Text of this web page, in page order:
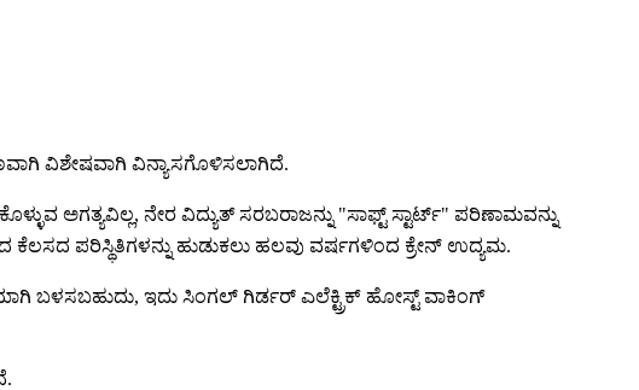
ವಿಶೇಷವಾಗಿ ವಿನ್ಯಾಸಗೊಳಿಸಲಾಗಿದೆ.
ಅಗತ್ಯವಿಲ್ಲ, ನೇರ ವಿದ್ಯುತ್ ಸರಬರಾಜನ್ನು "ಸಾಫ್ಟ್ ಸ್ಟಾರ್ಟ್" ಪರಿಣಾಮವನ್ನು
ಕೆಲಸದ ಪರಿಸ್ಥಿತಿಗಳನ್ನು ಹುಡುಕಲು ಹಲವು ವರ್ಷಗಳಿಂದ ಕ್ರೇನ್ ಉದ್ಯಮ.
ಬಳಸಬಹುದು, ಇದು ಸಿಂಗಲ್ ಗಿರ್ಡರ್ ಎಲೆಕ್ಟ್ರಿಕ್ ಹೋಸ್ಟ್ ವಾಕಿಂಗ್